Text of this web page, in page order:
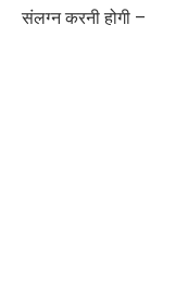
संलग्न करनी होगी –